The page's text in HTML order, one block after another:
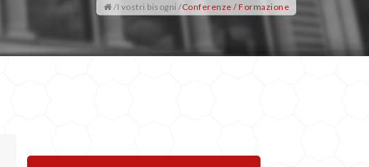
/I vostri bisogni /Conferenze / Formazione